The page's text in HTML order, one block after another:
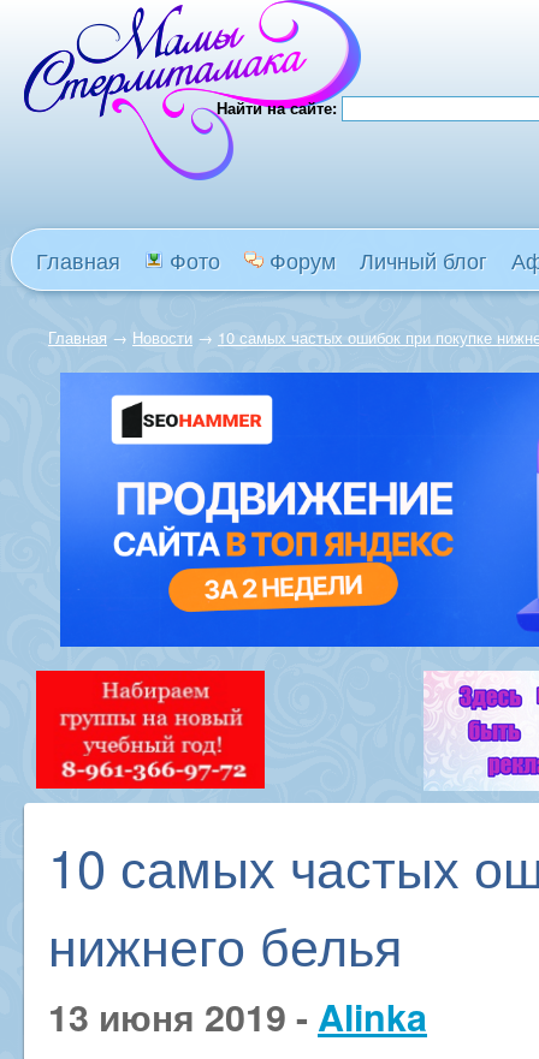
Найти на сайте:
Главная Фото Форум Личный блог
Главная → Новости → 10 самых частых ошибок при покупке
10 самых частых
нижнего белья
13 июня 2019 - Alinka